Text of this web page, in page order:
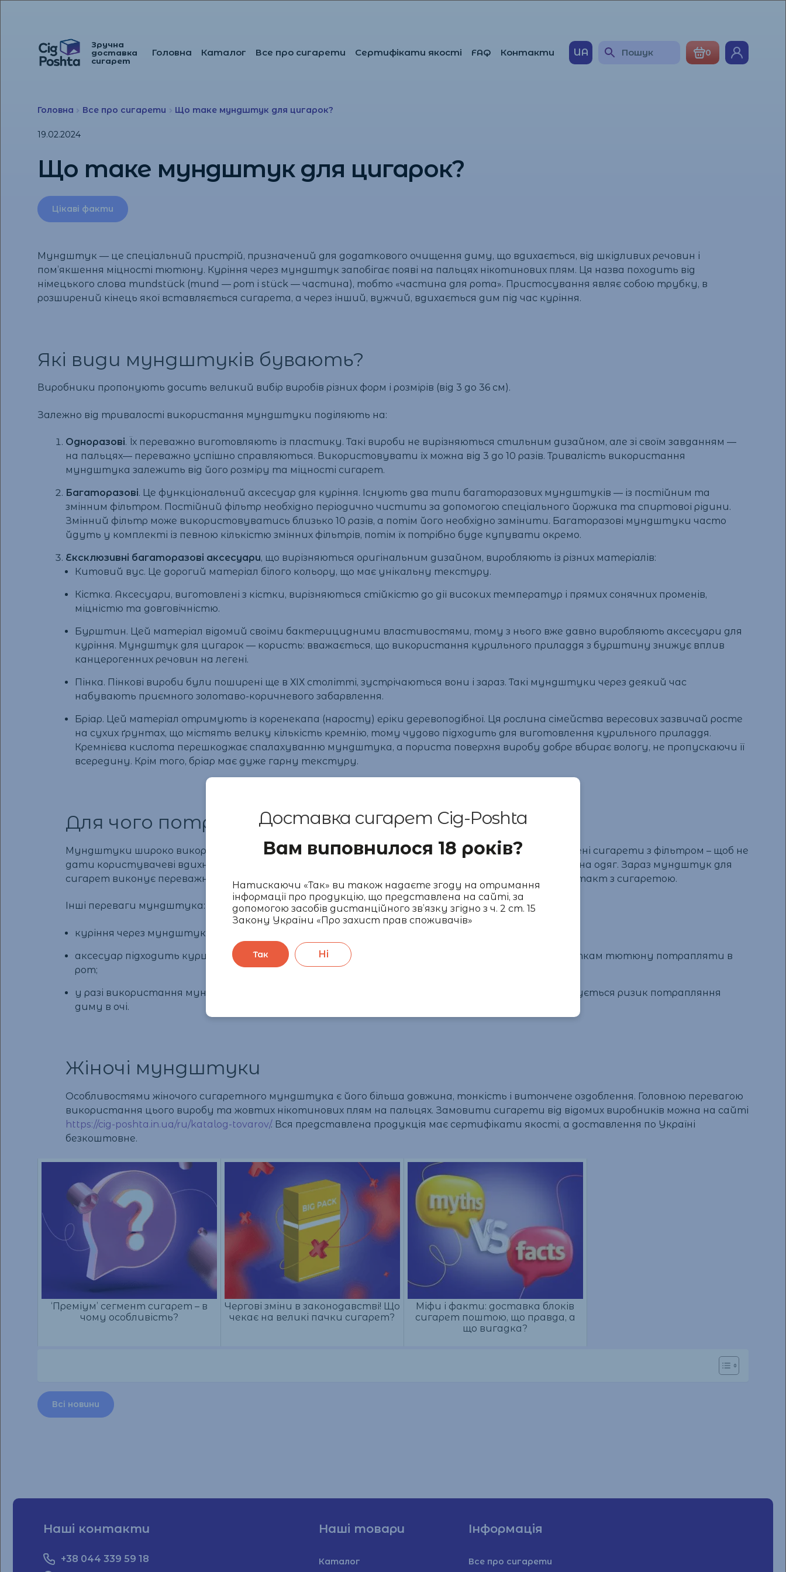
Доставка сигарет Cig-Poshta
Вам виповнилося 18 років?
Натискаючи «Так» ви також надаєте згоду на отримання
інформації про продукцію, що представлена на сайті, за
допомогою засобів дистанційного зв’язку згідно з ч. 2 ст. 15
Закону України «Про захист прав споживачів»
Так Ні
Зручна
доставка
сигарет
Перейти
Перейти
Головна Каталог Все про сигарети Сертифікати якості FAQ Контакти UA 0
Головна Все про сигарети Що таке мундштук для цигарок?
19.02.2024
Що таке мундштук для цигарок?
Цікаві факти
Мундштук — це спеціальний пристрій, призначений для додаткового очищення диму, що вдихається, від шкідливих речовин і
пом’якшення міцності тютюну. Куріння через мундштук запобігає появі на пальцях нікотинових плям. Ця назва походить від
німецького слова mundstück (mund — рот і stück — частина), тобто «частина для рота». Пристосування являє собою трубку, в
розширений кінець якої вставляється сигарета, а через інший, вужчий, вдихається дим під час куріння.
Які види мундштуків бувають?
Виробники пропонують досить великий вибір виробів різних форм і розмірів (від 3 до 36 см).
Залежно від тривалості використання мундштуки поділяють на:
Одноразові. Їх переважно виготовляють із пластику. Такі вироби не вирізняються стильним дизайном, але зі своїм завданням —
на пальцях— переважно успішно справляються. Використовувати їх можна від 3 до 10 разів. Тривалість використання
мундштука залежить від його розміру та міцності сигарет.
Багаторазові. Це функціональний аксесуар для куріння. Існують два типи багаторазових мундштуків — із постійним та
змінним фільтром. Постійний фільтр необхідно періодично чистити за допомогою спеціального йоржика та спиртової рідини.
Змінний фільтр може використовуватись близько 10 разів, а потім його необхідно замінити. Багаторазові мундштуки часто
йдуть у комплекті із певною кількістю змінних фільтрів, потім їх потрібно буде купувати окремо.
Ексклюзивні багаторазові аксесуари, що вирізняються оригінальним дизайном, виробляють із різних матеріалів:
Китовий вус. Це дорогий матеріал білого кольору, що має унікальну текстуру.
Кістка. Аксесуари, виготовлені з кістки, вирізняються стійкістю до дії високих температур і прямих сонячних променів,
міцністю та довговічністю.
Бурштин. Цей матеріал відомий своїми бактерицидними властивостями, тому з нього вже давно виробляють аксесуари для
куріння. Мундштук для цигарок — користь: вважається, що використання курильного приладдя з бурштину знижує вплив
канцерогенних речовин на легені.
Пінка. Пінкові вироби були поширені ще в ХІХ столітті, зустрічаються вони і зараз. Такі мундштуки через деякий час
набувають приємного золотаво-коричневого забарвлення.
Бріар. Цей матеріал отримують із коренекапа (наросту) еріки деревоподібної. Ця рослина сімейства вересових зазвичай росте
на сухих ґрунтах, що містять велику кількість кремнію, тому чудово підходить для виготовлення курильного приладдя.
Кремнієва кислота перешкоджає спалахуванню мундштука, а пориста поверхня виробу добре вбирає вологу, не пропускаючи її
всередину. Крім того, бріар має дуже гарну текстуру.
Для чого потрібен мундштук?
Мундштуки широко використовувалися протягом 20-х, 30-х і 40-х років – до того, як були винайдені сигарети з фільтром – щоб не
дати користувачеві вдихнути пластівці тютюну. Вони також запобігали потраплянню попелу на одяг. Зараз мундштук для
сигарет виконує переважно гігієнічну функцію, оскільки при його використанні зменшується контакт з сигаретою.
Інші переваги мундштука:
куріння через мундштук захищає руки від неприємного запаху та нікотинових плям;
аксесуар підходить курцям, які віддають перевагу сигаретам без фільтра, тому що не дає часткам тютюну потрапляти в
рот;
у разі використання мундштука сигарета розташована віддалік обличчя, завдяки чому зменшується ризик потрапляння
диму в очі.
Жіночі мундштуки
Особливостями жіночого сигаретного мундштука є його більша довжина, тонкість і витончене оздоблення. Головною перевагою
використання цього виробу та жовтих нікотинових плям на пальцях. Замовити сигарети від відомих виробників можна на сайті
https://cig-poshta.in.ua/ru/katalog-tovarov/. Вся представлена продукція має сертифікати якості, а доставлення по Україні
безкоштовне.
‘Преміум’ сегмент сигарет – в
чому особливість?
Чергові зміни в законодавстві! Що
чекає на великі пачки сигарет?
Міфи і факти: доставка блоків
сигарет поштою, що правда, а
що вигадка?
Всі новини
Наші контакти
+38 044 339 59 18
Наші товари
Каталог
Інформація
Все про сигарети